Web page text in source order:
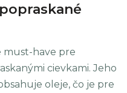
must-have pre
cievkami. Jeho
oleje, čo je pre